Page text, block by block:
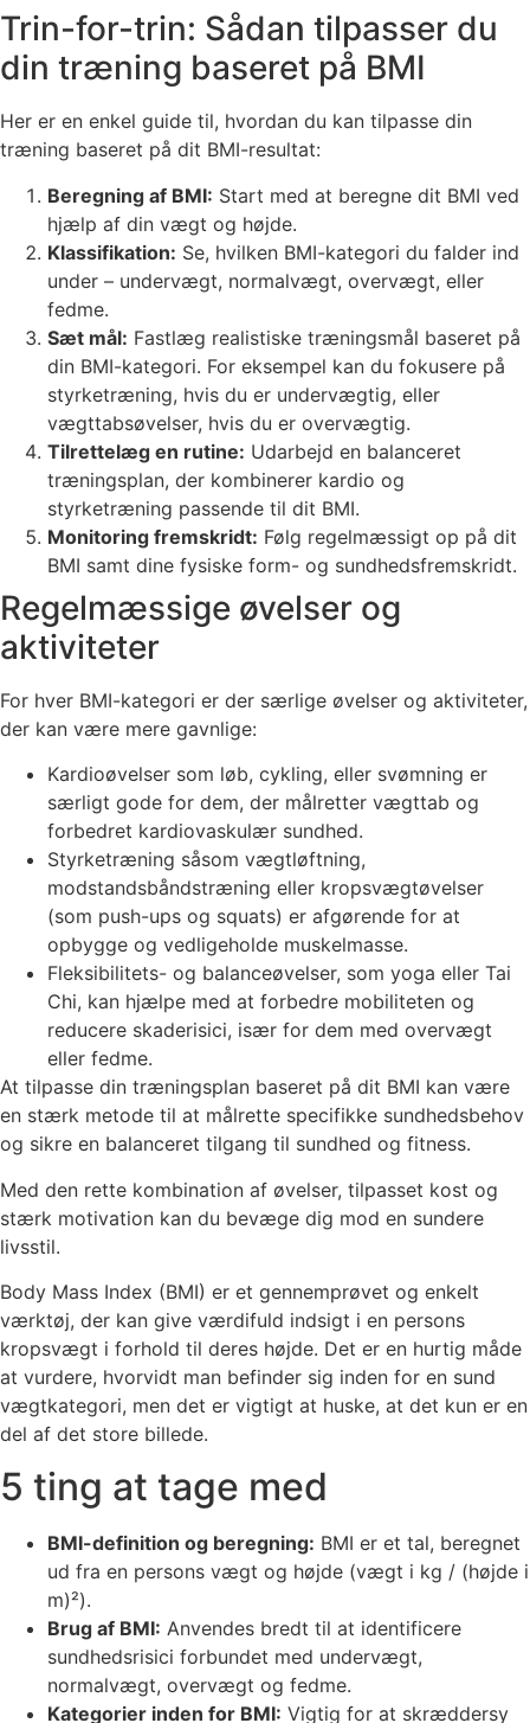
Trin-for-trin: Sådan tilpasser du
din træning baseret på BMI
Her er en enkel guide til, hvordan du kan tilpasse din
træning baseret på dit BMI-resultat:
Beregning af BMI: Start med at beregne dit BMI ved
hjælp af din vægt og højde.
Klassifikation: Se, hvilken BMI-kategori du falder ind
under – undervægt, normalvægt, overvægt, eller
fedme.
Sæt mål: Fastlæg realistiske træningsmål baseret på
din BMI-kategori. For eksempel kan du fokusere på
styrketræning, hvis du er undervægtig, eller
vægttabsøvelser, hvis du er overvægtig.
Tilrettelæg en rutine: Udarbejd en balanceret
træningsplan, der kombinerer kardio og
styrketræning passende til dit BMI.
Monitoring fremskridt: Følg regelmæssigt op på dit
BMI samt dine fysiske form- og sundhedsfremskridt.
Regelmæssige øvelser og
aktiviteter
For hver BMI-kategori er der særlige øvelser og aktiviteter,
der kan være mere gavnlige:
Kardioøvelser som løb, cykling, eller svømning er
særligt gode for dem, der målretter vægttab og
forbedret kardiovaskulær sundhed.
Styrketræning såsom vægtløftning,
modstandsbåndstræning eller kropsvægtøvelser
(som push-ups og squats) er afgørende for at
opbygge og vedligeholde muskelmasse.
Fleksibilitets- og balanceøvelser, som yoga eller Tai
Chi, kan hjælpe med at forbedre mobiliteten og
reducere skaderisici, især for dem med overvægt
eller fedme.
At tilpasse din træningsplan baseret på dit BMI kan være
en stærk metode til at målrette specifikke sundhedsbehov
og sikre en balanceret tilgang til sundhed og fitness.
Med den rette kombination af øvelser, tilpasset kost og
stærk motivation kan du bevæge dig mod en sundere
livsstil.
Body Mass Index (BMI) er et gennemprøvet og enkelt
værktøj, der kan give værdifuld indsigt i en persons
kropsvægt i forhold til deres højde. Det er en hurtig måde
at vurdere, hvorvidt man befinder sig inden for en sund
vægtkategori, men det er vigtigt at huske, at det kun er en
del af det store billede.
5 ting at tage med
BMI-definition og beregning: BMI er et tal, beregnet
ud fra en persons vægt og højde (vægt i kg / (højde i
m)²).
Brug af BMI: Anvendes bredt til at identificere
sundhedsrisici forbundet med undervægt,
normalvægt, overvægt og fedme.
Kategorier inden for BMI: Vigtig for at skræddersy